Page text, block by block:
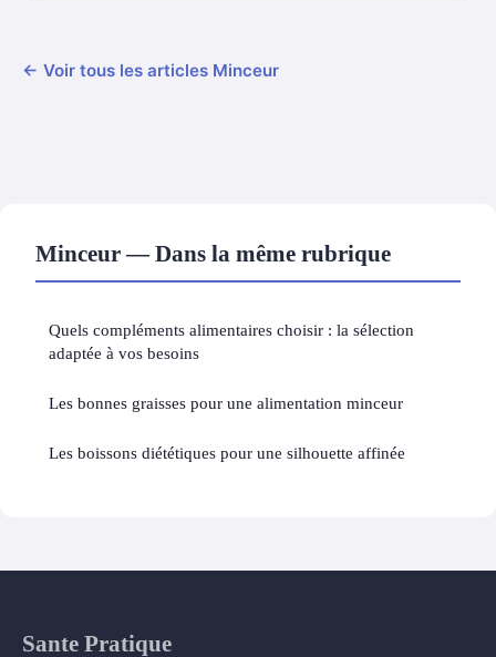
← Voir tous les articles Minceur
Minceur — Dans la même rubrique
Quels compléments alimentaires choisir : la sélection
adaptée à vos besoins
Les bonnes graisses pour une alimentation minceur
Les boissons diététiques pour une silhouette affinée
Sante Pratique